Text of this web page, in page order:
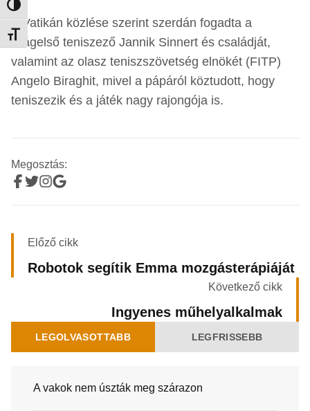
Nagy kontraszt váltása
Betűméret váltása
A Vatikán közlése szerint szerdán fogadta a
világelső teniszező Jannik Sinnert és családját,
valamint az olasz teniszszövetség elnökét (FITP)
Angelo Biraghit, mivel a pápáról köztudott, hogy
teniszezik és a játék nagy rajongója is.
Megosztás:
Előző cikk
Robotok segítik Emma mozgásterápiáját
Következő cikk
Ingyenes műhelyalkalmak
LEGOLVASOTTABB LEGFRISSEBB
A vakok nem úszták meg szárazon